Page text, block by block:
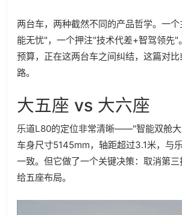
两台车，两种截然不同的产品哲学。一
能无忧"，一个押注"技术代差+智驾领先
预算，正在这两台车之间纠结，这篇对
路。
大五座 vs 大六座
乐道L80的定位非常清晰——"智能双舱大
车身尺寸5145mm，轴距超过3.1米，与
一致。但它做了一个关键决策：取消第
给五座布局。